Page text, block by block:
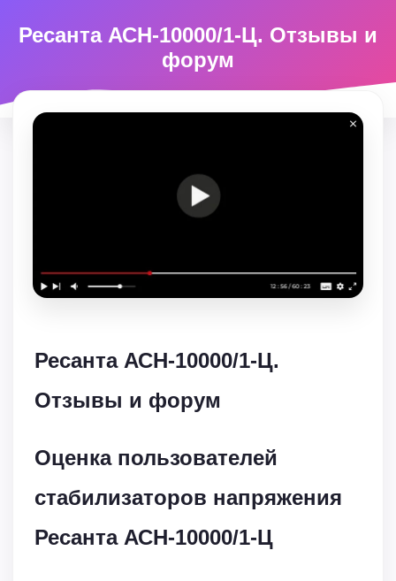
Ресанта АСН-10000/1-Ц. Отзывы и
форум
Ресанта АСН-10000/1-Ц.
Отзывы и форум
Оценка пользователей
стабилизаторов напряжения
Ресанта АСН-10000/1-Ц